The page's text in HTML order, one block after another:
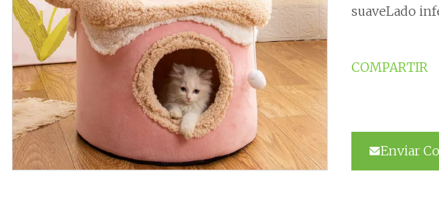
suaveLado
COMPARTIR
Enviar